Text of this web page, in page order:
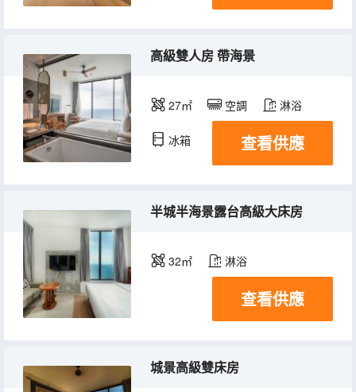
高級雙人房 帶海景
27㎡ 空調 淋浴
冰箱 查看供應
半城半海景露台高級大床房
32㎡ 淋浴
查看供應
城景高級雙床房